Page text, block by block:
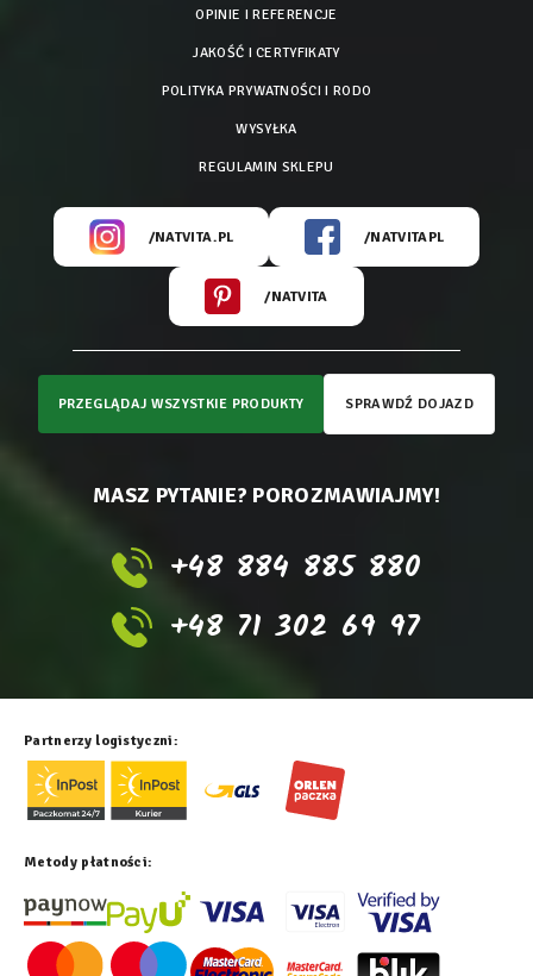
OPINIE I REFERENCJE
JAKOŚĆ I CERTYFIKATY
POLITYKA PRYWATNOŚCI I RODO
WYSYŁKA
REGULAMIN SKLEPU
/NATVITA.PL /NATVITAPL
/NATVITA
PRZEGLĄDAJ WSZYSTKIE PRODUKTY SPRAWDŹ DOJAZD
MASZ PYTANIE? POROZMAWIAJMY!
+48 884 885 880
+48 71 302 69 97
Partnerzy logistyczni:
Metody płatności: